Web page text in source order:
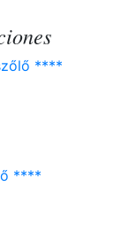
****
****